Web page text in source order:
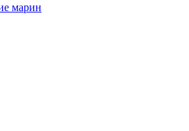
марин